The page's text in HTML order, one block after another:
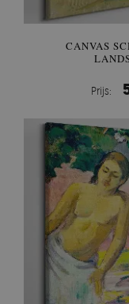
CANVAS
Prijs: